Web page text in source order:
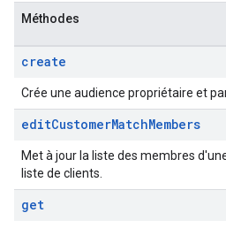
Méthodes
create
Crée une audience propriétaire et
editCustomerMatchMembers
Met à jour la liste des membres
liste de clients.
get